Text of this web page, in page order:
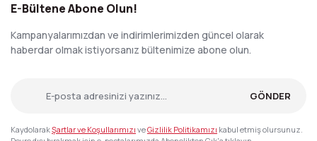
E-Bültene Abone Olun!
Kampanyalarımızdan ve indirimlerimizden güncel olarak
haberdar olmak istiyorsanız bültenimize abone olun.
GÖNDER
KaydolarakŞartlar ve Koşullarımızı veGizlilik Politikamızı kabul etmiş olursunuz.